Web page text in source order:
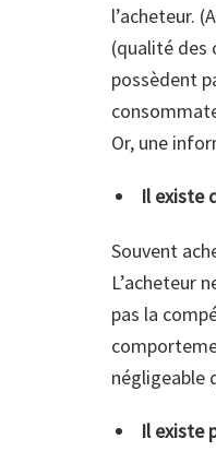
l’acheteur.
(qualité
possèdent
Or, une
Il existe
Souvent
L’acheteur
pas la
négligeable
Il existe